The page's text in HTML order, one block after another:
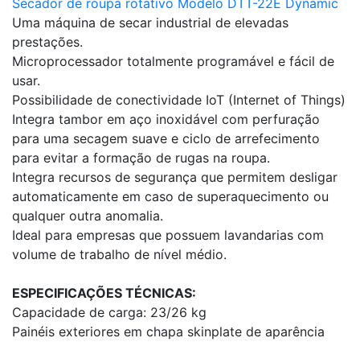
Secador de roupa rotativo Modelo DTT-22E Dynamic
Uma máquina de secar industrial de elevadas
prestações.
Microprocessador totalmente programável e fácil de
usar.
Possibilidade de conectividade IoT (Internet of Things)
Integra tambor em aço inoxidável com perfuração
para uma secagem suave e ciclo de arrefecimento
para evitar a formação de rugas na roupa.
Integra recursos de segurança que permitem desligar
automaticamente em caso de superaquecimento ou
qualquer outra anomalia.
Ideal para empresas que possuem lavandarias com
volume de trabalho de nível médio.
ESPECIFICAÇÕES TÉCNICAS:
Capacidade de carga: 23/26 kg
Painéis exteriores em chapa skinplate de aparência